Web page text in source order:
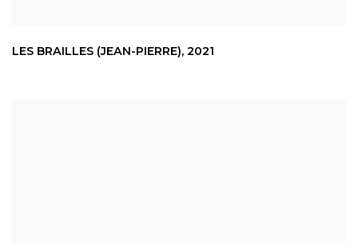
LES BRAILLES (JEAN-PIERRE), 2021